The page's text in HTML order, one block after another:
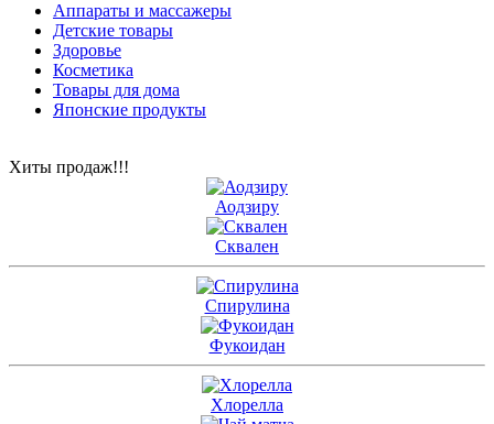
Аппараты и массажеры
Детские товары
Здоровье
Косметика
Товары для дома
Японские продукты
Хиты продаж!!!
Аодзиру
Сквален
Спирулина
Фукоидан
Хлорелла